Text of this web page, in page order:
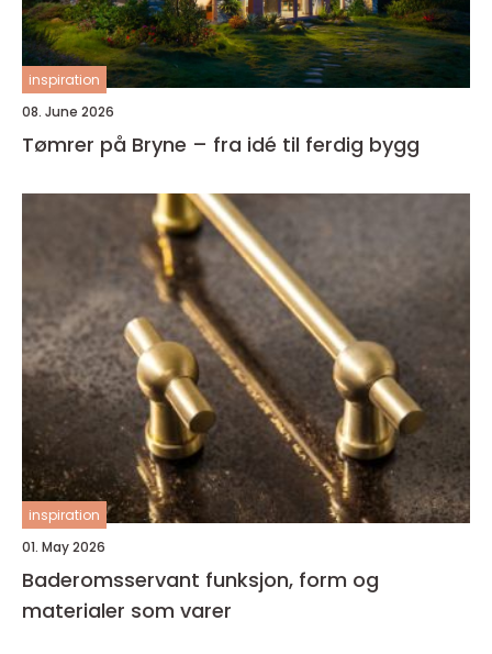
inspiration
08. June 2026
Tømrer på Bryne – fra idé til ferdig bygg
inspiration
01. May 2026
Baderomsservant funksjon, form og
materialer som varer